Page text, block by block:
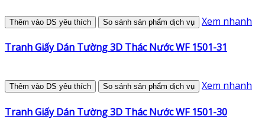
Thêm vào DS yêu thích So sánh sản phẩm dịch vụ Xem nhanh
Tranh Giấy Dán Tường 3D Thác Nước WF 1501-31
Thêm vào DS yêu thích So sánh sản phẩm dịch vụ Xem nhanh
Tranh Giấy Dán Tường 3D Thác Nước WF 1501-30